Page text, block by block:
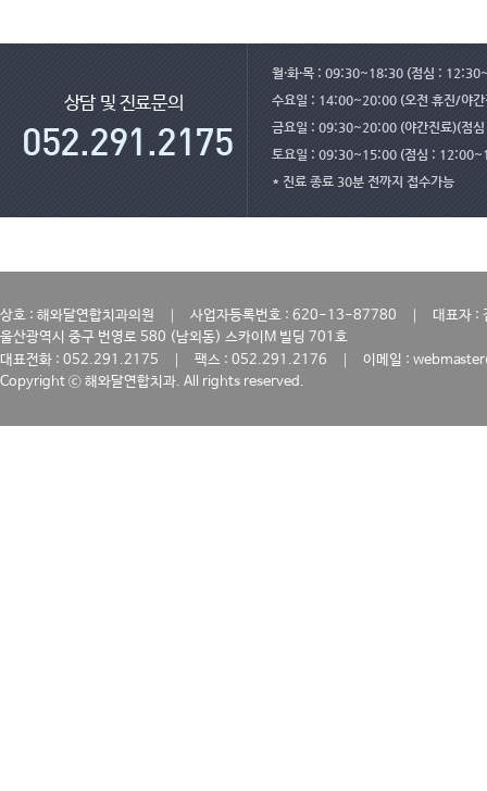
상담 및 진료문의
월·화·목 : 09:30~18:30 (점심 :
수요일 : 14:00~20:00 (오전 휴진/야간
금요일 : 09:30~20:00 (야간진료)(점
토요일 : 09:30~15:00 (점심 :
* 진료 종료 30분 전까지 접수가능
상호 : 해와달연합치과의원 사업자등록번호 : 620-13-87780
대표자 :
울산광역시 중구 번영로 580 (남외동) 스카이M 빌딩 701호
대표전화 : 052.291.2175
팩스 : 052.291.2176
이메일 :
Copyright ⓒ 해와달연합치과. All rights reserved.